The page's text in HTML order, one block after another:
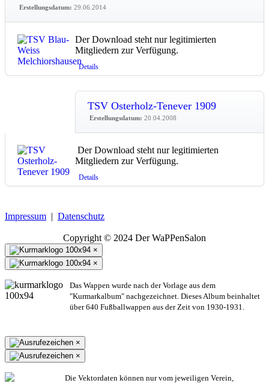
Erstellungsdatum: 29.06.2014
Der Download steht nur legitimierten
Mitgliedern zur Verfügung.
Details
TSV Osterholz-Tenever 1909
Erstellungsdatum: 20.04.2008
Der Download steht nur legitimierten
Mitgliedern zur Verfügung.
Details
Impressum | Datenschutz
Copyright © 2024 Der WaPPenSalon
×
×
Das Wappen wurde nach der Vorlage aus dem
"Kurmarkalbum" nachgezeichnet. Dieses Album beinhaltet
über 640 Fußballwappen aus der Zeit von 1930-1931.
×
×
Die Vektordaten können nur vom jeweiligen Verein,